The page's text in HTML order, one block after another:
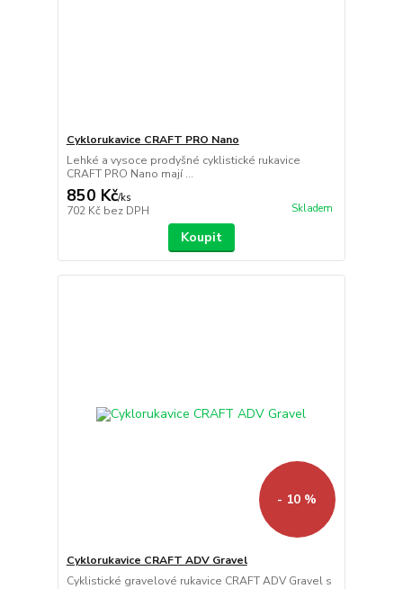
Cyklorukavice CRAFT PRO Nano
Lehké a vysoce prodyšné cyklistické rukavice
CRAFT PRO Nano mají ...
850 Kč/ks
702 Kč bez DPH Skladem
Koupit
- 10 %
Cyklorukavice CRAFT ADV Gravel
Cyklistické gravelové rukavice CRAFT ADV Gravel s